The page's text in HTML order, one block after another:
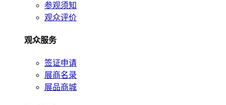
参观须知
观众评价
观众服务
签证申请
展商名录
展品商城